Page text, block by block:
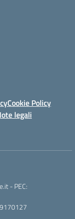
Cookie Policy
legali
- PEC: